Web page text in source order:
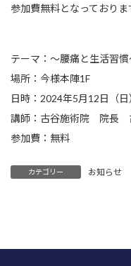
参加費無料となっておりま
テーマ：～腰痛と生活習慣
場所：今様本陣1F
日時：2024年5月12日（
講師：古谷施術院 院長
参加費：無料
カテゴリー お知らせ